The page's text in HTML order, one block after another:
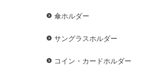
傘ホルダー
サングラスホルダー
コイン・カードホルダー